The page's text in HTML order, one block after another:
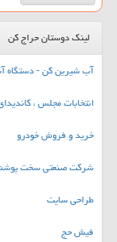
لینک دوستان حراج کن
آب شیرین کن - دستگاه
انتخابات مجلس ،
خرید و فروش خودرو
شرکت صنعتی سخت
طراحی سایت
فیش حج